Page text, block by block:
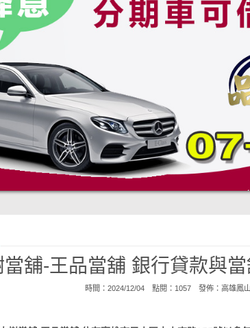
當舖-王品當舖 銀行貸款與當
時間：2024/12/04 點閱：1057 發佈： 高雄鳳